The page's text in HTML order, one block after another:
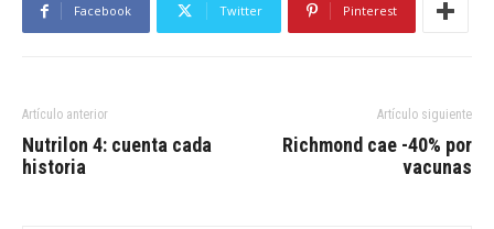
Facebook Twitter Pinterest
Artículo anterior
Nutrilon 4: cuenta cada
historia
Artículo siguiente
Richmond cae -40% por
vacunas